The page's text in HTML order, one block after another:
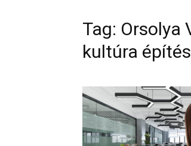
Tag: Orsolya
kultúra